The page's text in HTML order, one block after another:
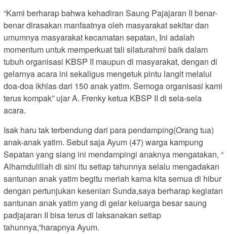
“Kami berharap bahwa kehadiran Saung Pajajaran II benar-
benar dirasakan manfaatnya oleh masyarakat sekitar dan
umumnya masyarakat kecamatan sepatan, Ini adalah
momentum untuk memperkuat tali silaturahmi baik dalam
tubuh organisasi KBSP II maupun di masyarakat, dengan di
gelarnya acara ini sekaligus mengetuk pintu langit melalui
doa-doa ikhlas dari 150 anak yatim. Semoga organisasi kami
terus kompak” ujar A. Frenky ketua KBSP II di sela-sela
acara.
Isak haru tak terbendung dari para pendamping(Orang tua)
anak-anak yatim. Sebut saja Ayum (47) warga kampung
Sepatan yang siang ini mendampingi anaknya mengatakan, “
Alhamdulillah di sini itu setiap tahunnya selalu mengadakan
santunan anak yatim begitu meriah karna kita semua di hibur
dengan pertunjukan kesenian Sunda,saya berharap kegiatan
santunan anak yatim yang di gelar keluarga besar saung
padjajaran II bisa terus di laksanakan setiap
tahunnya,”harapnya Ayum.